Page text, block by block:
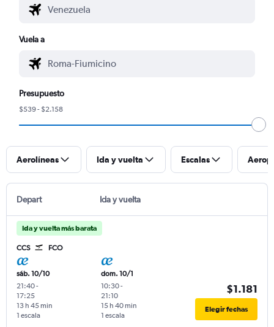
Vuela a
Presupuesto
$539 - $2.158
Aerolíneas Ida y vuelta Escalas
Depart Ida y vuelta
Ida y vuelta más barata
CCS FCO
sáb. 10/10
21:40-
17:25
1 escala
13 h 45 min
dom. 10/1
10:30-
21:10
1 escala
15 h 40 min
$1.181
Elegir fechas